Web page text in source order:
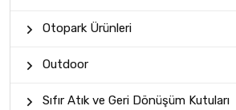
Otopark Ürünleri
Outdoor
Sıfır Atık ve Geri Dönüşüm Kutuları